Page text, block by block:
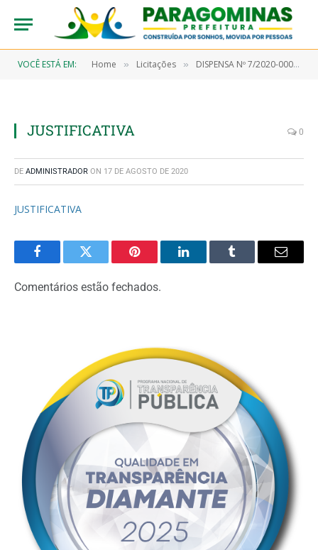
VOCÊ ESTÁ EM: Home » Licitações » DISPENSA Nº 7/2020-00016 (AQUISIÇÃO EM CARÁTER EMERGENCIAL DE MATERIAL DE CONSUMO TIPO: GÊNEROS DE ALIMENTAÇÃO, MATERIAIS DE LIMPEZA E PRODUTOS DE HIGIENIZAÇÃO)
JUSTIFICATIVA 0
DE ADMINISTRADOR ON 17 DE AGOSTO DE 2020
JUSTIFICATIVA
FacebookTwitter Pinterest LinkedInTumblr Email
Comentários estão fechados.